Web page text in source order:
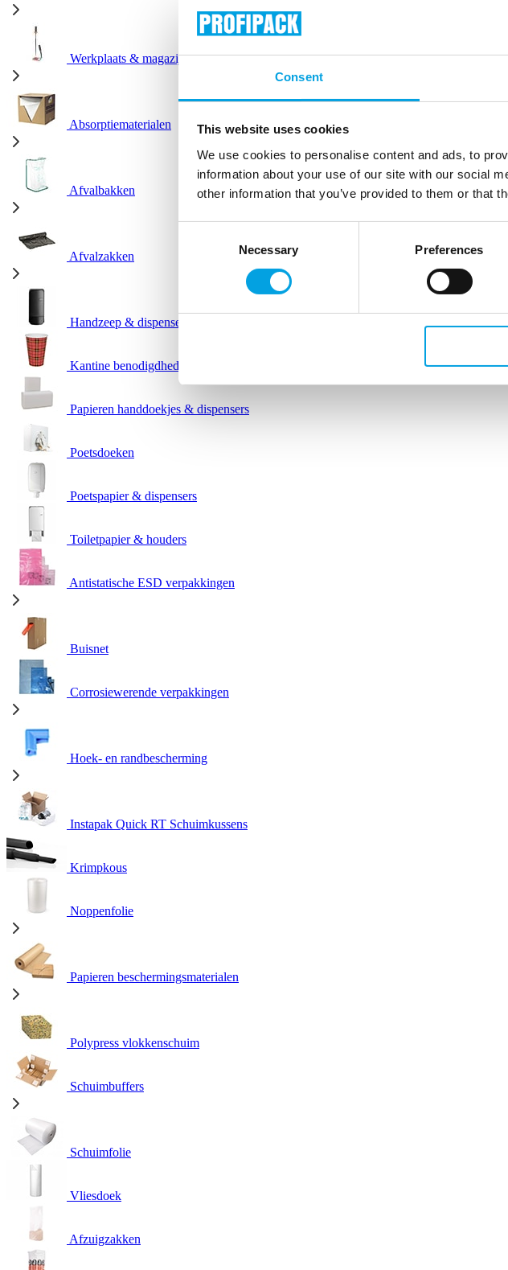
Consent
This website uses cookies
We use cookies to personalise content and ads, to
information about your use of our site with our social
other information that you’ve provided to them or that
Necessary Preferences
Werkplaats & magazijn
Absorptiematerialen
Afvalbakken
Afvalzakken
Handzeep & dispensers
Kantine benodigdheden
Papieren handdoekjes & dispensers
Poetsdoeken
Poetspapier & dispensers
Toiletpapier & houders
Antistatische ESD verpakkingen
Buisnet
Corrosiewerende verpakkingen
Hoek- en randbescherming
Instapak Quick RT Schuimkussens
Krimpkous
Noppenfolie
Papieren beschermingsmaterialen
Polypress vlokkenschuim
Schuimbuffers
Schuimfolie
Vliesdoek
Afzuigzakken